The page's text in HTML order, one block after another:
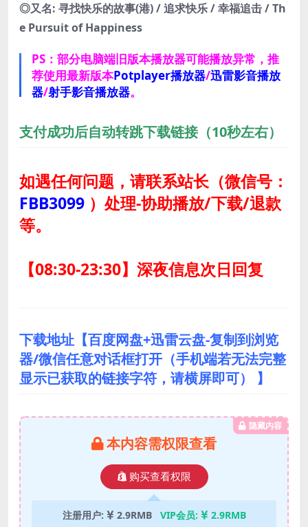
◎又名: 寻找快乐的故事(港) / 追求快乐 / 幸福追击 / Th
e Pursuit of Happiness
PS：部分电脑端旧版本播放器可能播放异常，推
荐使用最新版本Potplayer播放器/迅雷影音播放
器/射手影音播放器。
支付成功后自动转跳下载链接（10秒左右）
如遇任何问题，请联系站长（微信号：
FBB3099 ） 处理-协助播放/下载/退款
等。
【08:30-23:30】深夜信息次日回复
下载地址【百度网盘+迅雷云盘-复制到浏览
器/微信任意对话框打开（手机端若无法完整
显示已获取的链接字符，请横屏即可） 】
隐藏内容
本内容需权限查看
购买查看权限
注册用户: 2.9RMB VIP会员:
2.9RMB